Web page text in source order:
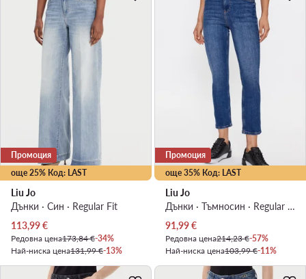
още 25% Код: LAST
Промоция
Liu Jo
Дънки · Син · Regular Fit
Актуална цена
113,99€
Редовна цена173,84 €-34%
Най-ниска цена131,99 €-13%
още 35% Код: LAST
Промоция
Liu Jo
Дънки · Тъмносин · Regular Fit
Актуална цена
91,99€
Редовна цена214,23 €-57%
Най-ниска цена103,99 €-11%